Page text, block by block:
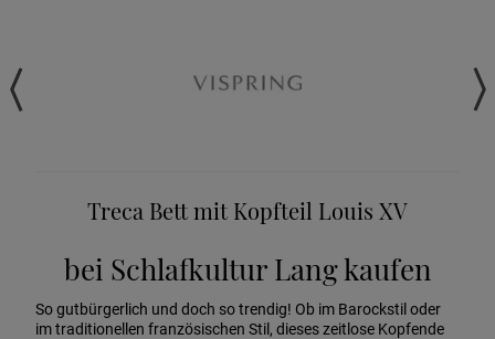
Treca Bett mit Kopfteil Louis XV
bei Schlafkultur Lang kaufen
So gutbürgerlich und doch so trendig! Ob im Barockstil oder
im traditionellen französischen Stil, dieses zeitlose Kopfende